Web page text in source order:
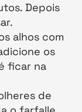
Depois
alhos com
os
ficar na
de